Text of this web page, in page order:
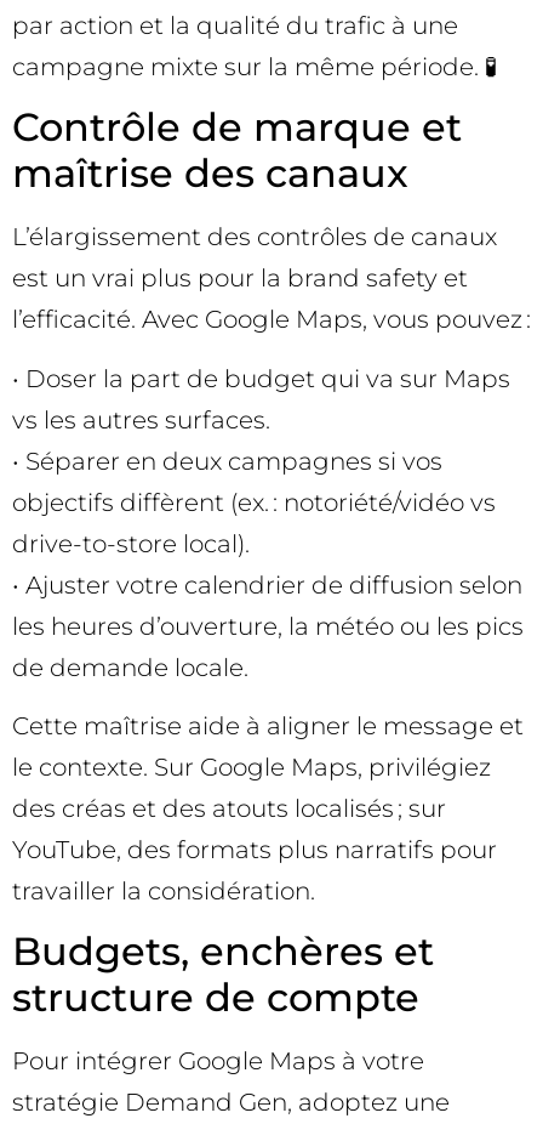
par action et la qualité du trafic à une
campagne mixte sur la même période. 🧪
Contrôle de marque et
maîtrise des canaux
L’élargissement des contrôles de canaux
est un vrai plus pour la brand safety et
l’efficacité. Avec Google Maps, vous pouvez :
• Doser la part de budget qui va sur Maps
vs les autres surfaces.
• Séparer en deux campagnes si vos
objectifs diffèrent (ex. : notoriété/vidéo vs
drive-to-store local).
• Ajuster votre calendrier de diffusion selon
les heures d’ouverture, la météo ou les pics
de demande locale.
Cette maîtrise aide à aligner le message et
le contexte. Sur Google Maps, privilégiez
des créas et des atouts localisés ; sur
YouTube, des formats plus narratifs pour
travailler la considération.
Budgets, enchères et
structure de compte
Pour intégrer Google Maps à votre
stratégie Demand Gen, adoptez une